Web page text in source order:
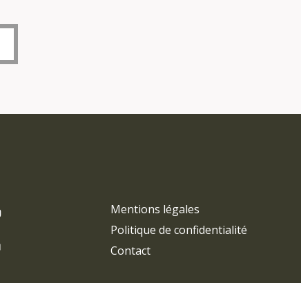
Mentions légales
Politique de confidentialité
Contact